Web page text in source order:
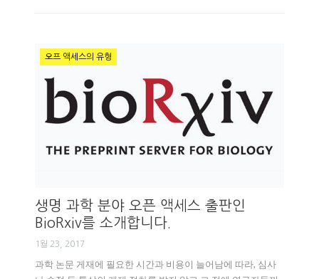
오프 액세스의 유형
생명 과학 분야 오픈 액세스 출판인
BioRxiv를 소개합니다.
1월 23, 2017
과학 논문 게재에 필요한 시간과 비용이 늘어남에 따라, 심사